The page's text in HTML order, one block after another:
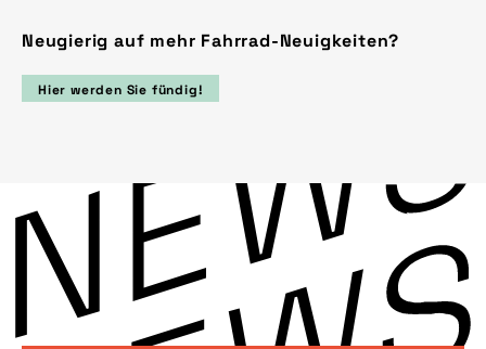
Neugierig auf mehr Fahrrad-Neuigkeiten?
Hier werden Sie fündig!